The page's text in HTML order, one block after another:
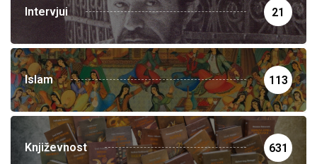
Intervjui 21
Islam 113
Književnost 631